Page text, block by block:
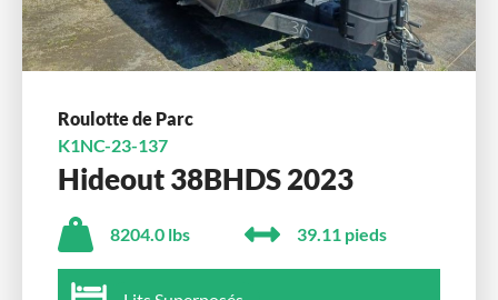
Roulotte de Parc
K1NC-23-137
Hideout 38BHDS 2023
8204.0 lbs 39.11 pieds